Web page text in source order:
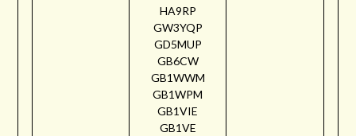
HA9RP
GW3YQP
GD5MUP
GB6CW
GB1WWM
GB1WPM
GB1VIE
GB1VE